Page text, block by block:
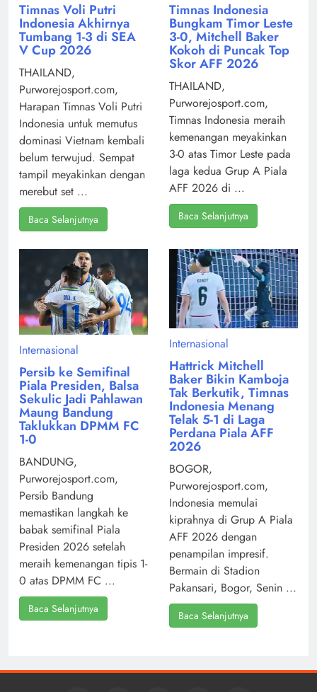
Timnas Voli Putri
Indonesia Akhirnya
Tumbang 1-3 di SEA
V Cup 2026
THAILAND,
Purworejosport.com,
Harapan Timnas Voli Putri
Indonesia untuk memutus
dominasi Vietnam kembali
belum terwujud. Sempat
tampil meyakinkan dengan
merebut set ...
Baca Selanjutnya
Timnas Indonesia
Bungkam Timor Leste
3-0, Mitchell Baker
Kokoh di Puncak Top
Skor AFF 2026
THAILAND,
Purworejosport.com,
Timnas Indonesia meraih
kemenangan meyakinkan
3-0 atas Timor Leste pada
laga kedua Grup A Piala
AFF 2026 di ...
Baca Selanjutnya
Internasional
Persib ke Semifinal
Piala Presiden, Balsa
Sekulic Jadi Pahlawan
Maung Bandung
Taklukkan DPMM FC
1-0
BANDUNG,
Purworejosport.com,
Persib Bandung
memastikan langkah ke
babak semifinal Piala
Presiden 2026 setelah
meraih kemenangan tipis 1-
0 atas DPMM FC ...
Baca Selanjutnya
Internasional
Hattrick Mitchell
Baker Bikin Kamboja
Tak Berkutik, Timnas
Indonesia Menang
Telak 5-1 di Laga
Perdana Piala AFF
2026
BOGOR,
Purworejosport.com,
Indonesia memulai
kiprahnya di Grup A Piala
AFF 2026 dengan
penampilan impresif.
Bermain di Stadion
Pakansari, Bogor, Senin ...
Baca Selanjutnya